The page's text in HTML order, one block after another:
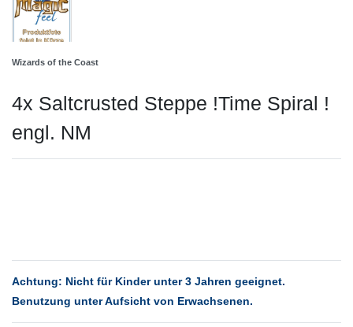
Wizards of the Coast
4x Saltcrusted Steppe !Time Spiral !
engl. NM
Achtung: Nicht für Kinder unter 3 Jahren geeignet.
Benutzung unter Aufsicht von Erwachsenen.